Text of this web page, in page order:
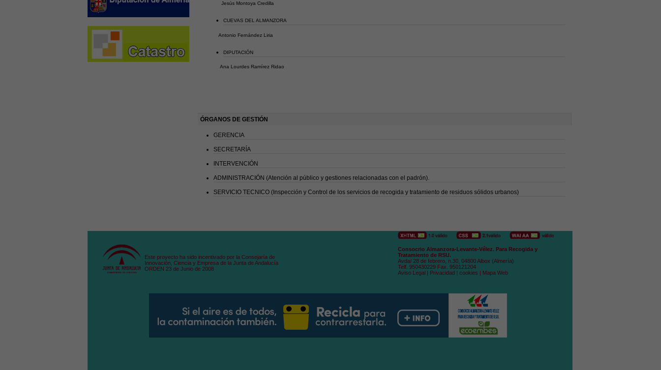
Jesús Montoya Credilla
CUEVAS DEL ALMANZORA
Antonio Fernández Liria
DIPUTACIÓN
Ana Lourdes Ramírez Ridao
ÓRGANOS DE GESTIÓN
GERENCIA
SECRETARÍA
INTERVENCIÓN
ADMINISTRACIÓN (Atención al público y gestiones relacionadas con el padrón).
SERVICIO TECNICO (Inspección y Control de los servicios de recogida y tratamiento de residuos sólidos urbanos)
Este proyecto ha sido incentivado por la Consejaría de
Innovación, Ciencia y Empresa de la Junta de Andalucía
ORDEN 23 de Junio de 2008
Consocrio Almanzora-Levante-Vélez. Para Recogida y
Tratamiento de RSU.
Avda/ 28 de febrero, n.30, 04800 Albox (Almería)
Telf. 950430229 Fax. 950121204
Aviso Legal
Privacidad cookies Mapa Web